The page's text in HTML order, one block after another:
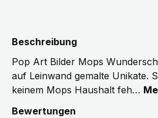
Beschreibung
Pop Art Bilder Mops
auf Leinwand gemalte Unikate.
keinem Mops Haushalt feh…
Bewertungen